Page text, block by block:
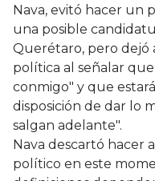
Nava, evitó hacer un
una posible
Querétaro, pero dejó
política al señalar
conmigo" y que
disposición de dar lo
salgan adelante".
Nava descartó hacer
político en este